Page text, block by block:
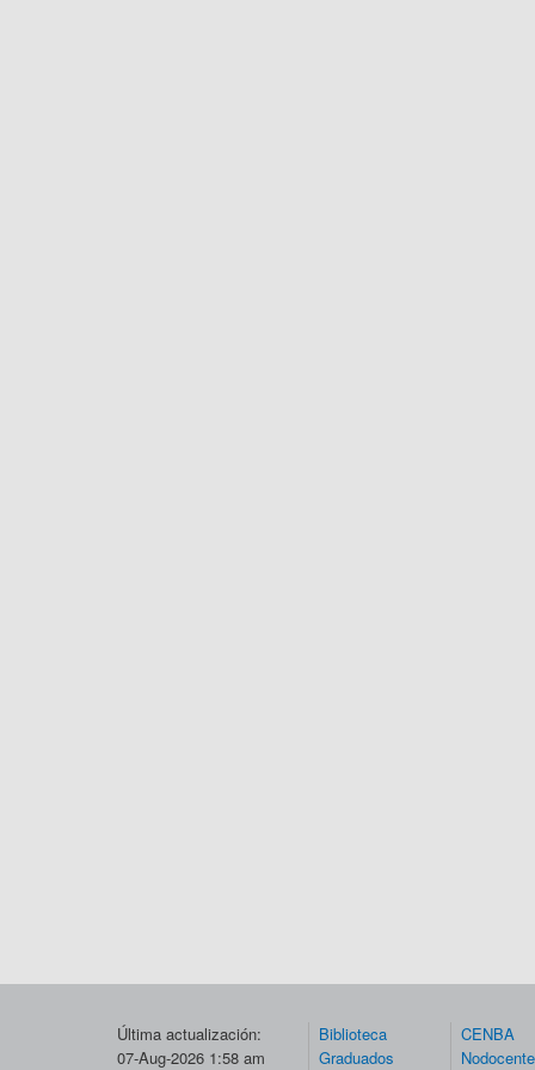
Última actualización:
07-Aug-2026 1:58 am
Biblioteca
Graduados
CENBA